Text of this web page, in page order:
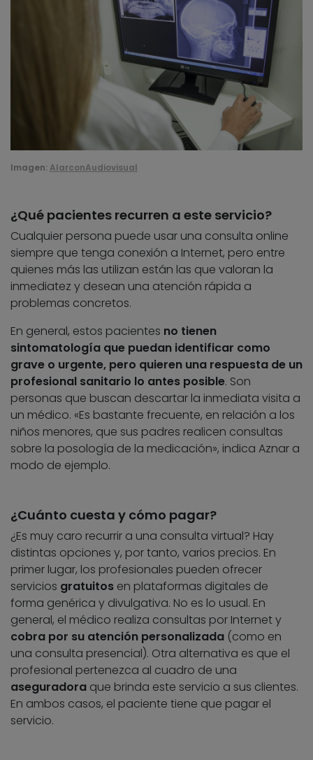
Imagen: AlarconAudiovisual
¿Qué pacientes recurren a este servicio?
Cualquier persona puede usar una consulta online
siempre que tenga conexión a Internet, pero entre
quienes más las utilizan están las que valoran la
inmediatez y desean una atención rápida a
problemas concretos.
En general, estos pacientes no tienen
sintomatología que puedan identificar como
grave o urgente, pero quieren una respuesta de un
profesional sanitario lo antes posible. Son
personas que buscan descartar la inmediata visita a
un médico. «Es bastante frecuente, en relación a los
niños menores, que sus padres realicen consultas
sobre la posología de la medicación», indica Aznar a
modo de ejemplo.
¿Cuánto cuesta y cómo pagar?
¿Es muy caro recurrir a una consulta virtual? Hay
distintas opciones y, por tanto, varios precios. En
primer lugar, los profesionales pueden ofrecer
servicios gratuitos en plataformas digitales de
forma genérica y divulgativa. No es lo usual. En
general, el médico realiza consultas por Internet y
cobra por su atención personalizada (como en
una consulta presencial). Otra alternativa es que el
profesional pertenezca al cuadro de una
aseguradora que brinda este servicio a sus clientes.
En ambos casos, el paciente tiene que pagar el
servicio.